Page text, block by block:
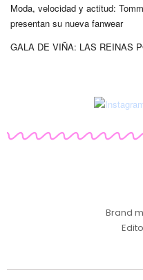
Moda, velocidad y actitud:
presentan su nueva fanwear
GALA DE VIÑA: LAS REINAS
Brand